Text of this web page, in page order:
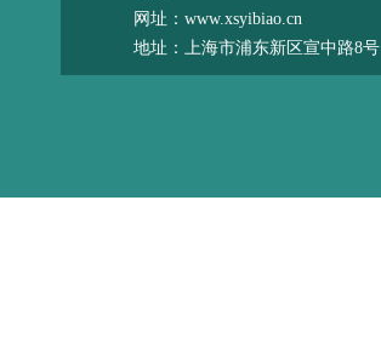
网址：www.xsyibiao.cn
地址：上海市浦东新区宣中路8号